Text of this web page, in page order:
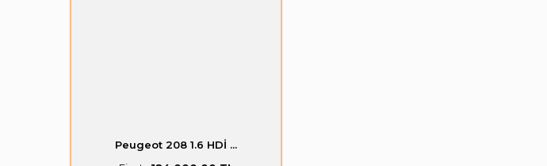
Peugeot 208 1.6 HDİ ...